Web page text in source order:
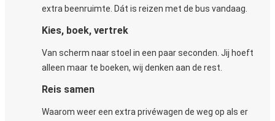
extra beenruimte. Dát is reizen met de bus vandaag.
Kies, boek, vertrek
Van scherm naar stoel in een paar seconden. Jij hoeft
alleen maar te boeken, wij denken aan de rest.
Reis samen
Waarom weer een extra privéwagen de weg op als er